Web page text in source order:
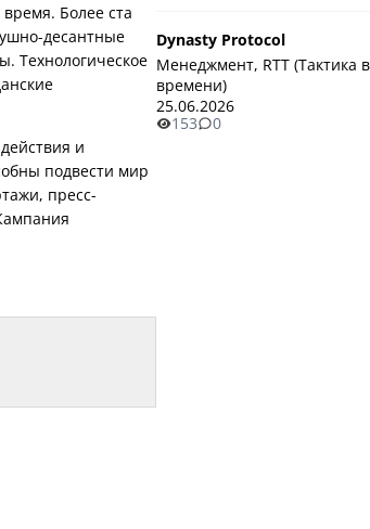
Более ста
десантные
Технологическое
и
подвести мир
пресс-
Dynasty Protocol
Менеджмент, RTT (Тактика
времени)
25.06.2026
153
0